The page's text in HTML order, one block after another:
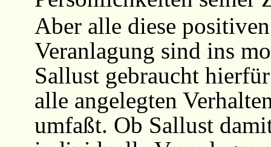
Aber alle diese
Veranlagung sind ins
Sallust gebraucht
alle angelegten
umfaßt. Ob Sallust